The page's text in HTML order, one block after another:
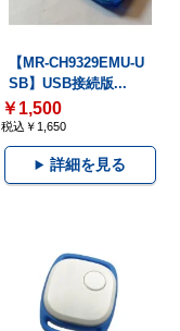
【MR-CH9329EMU-U
SB】USB接続版...
￥1,500
税込￥1,650
詳細を見る